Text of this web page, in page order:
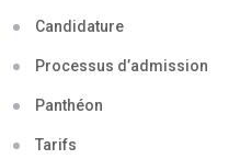
Candidature
Processus d’admission
Panthéon
Tarifs